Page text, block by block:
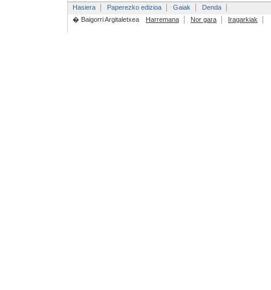
Hasiera Paperezko edizioa Gaiak
Denda
� Baigorri Argitaletxea
Harremana Nor gara Iragarkiak